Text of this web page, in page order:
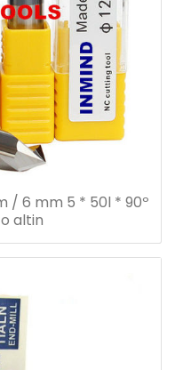
/ 6 mm 5 * 50l * 90º
altin